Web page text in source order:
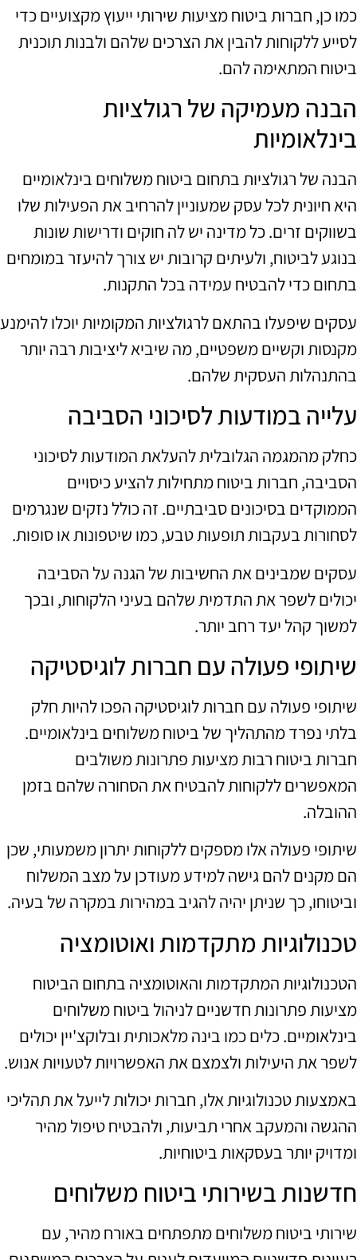
כמו כן, חברות ביטוח מציעות שירותי ייעוץ מקצועיים כדי
לסייע ללקוחות להבין את הצרכים שלהם ולבנות תוכנית
ביטוח המתאימה להם.
הבנה מעמיקה של רגולציות
בינלאומיות
הבנה של רגולציות בתחום ביטוח משלוחים בינלאומיים
היא חיונית לכל עסק שמעוניין להרחיב את הפעילות שלו
בשווקים זרים. כל מדינה יש לה חוקים ודרישות שונות
בנוגע לביטוח, ולעיתים קרובות יש צורך להיעזר במומחים
בתחום כדי להבטיח עמידה בכל התקנות.
עסקים שיפעלו בהתאם לרגולציות המקומיות יוכלו להימנע
מקנסות וקשיים משפטיים, מה שיביא ליציבות רבה יותר
בהתנהלות העסקית שלהם.
עלייה במודעות לסיכוני הסביבה
כחלק מהמגמה הגלובלית להעלאת המודעות לסיכוני
הסביבה, חברות ביטוח מתחילות להציע כיסויים
הממוקדים בסיכונים סביבתיים. זה כולל נזקים שנגרמים
לסחורות בעקבות תופעות טבע, כמו שיטפונות או סופות.
עסקים שמבינים את החשיבות של הגנה על הסביבה
יכולים לשפר את התדמית שלהם בעיני הלקוחות, ובכך
למשוך קהל יעד רחב יותר.
שיתופי פעולה עם חברות לוגיסטיקה
שיתופי פעולה עם חברות לוגיסטיקה הפכו להיות חלק
בלתי נפרד מהתהליך של ביטוח משלוחים בינלאומיים.
חברות ביטוח רבות מציעות פתרונות משולבים
המאפשרים ללקוחות להבטיח את הסחורה שלהם בזמן
ההובלה.
שיתופי פעולה אלו מספקים ללקוחות יתרון משמעותי, שכן
הם מקנים להם גישה למידע מעודכן על מצב המשלוח
וביטוחו, כך שניתן יהיה להגיב במהירות במקרה של בעיה.
טכנולוגיות מתקדמות ואוטומציה
הטכנולוגיות המתקדמות והאוטומציה בתחום הביטוח
מציעות פתרונות חדשניים לניהול ביטוח משלוחים
בינלאומיים. כלים כמו בינה מלאכותית ובלוקצ'יין יכולים
לשפר את היעילות ולצמצם את האפשרויות לטעויות אנוש.
באמצעות טכנולוגיות אלו, חברות יכולות לייעל את תהליכי
ההגשה והמעקב אחרי תביעות, ולהבטיח טיפול מהיר
ומדויק יותר בעסקאות ביטוחיות.
חדשנות בשירותי ביטוח משלוחים
שירותי ביטוח משלוחים מתפתחים באורח מהיר, עם